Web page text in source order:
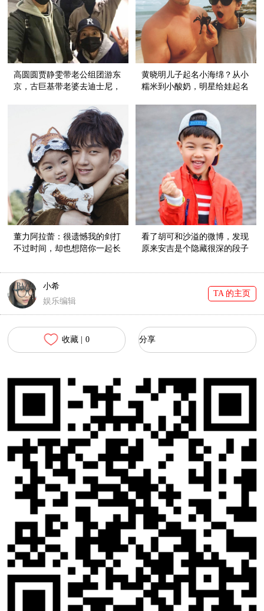
高圆圆贾静雯带老公组团游东
京，古巨基带老婆去迪士尼，
黄晓明儿子起名小海绵？从小
糯米到小酸奶，明星给娃起名
董力阿拉蕾：很遗憾我的剑打
不过时间，却也想陪你一起长
看了胡可和沙溢的微博，发现
原来安吉是个隐藏很深的段子
小希
娱乐编辑
TA 的主页
收藏 | 0 分享